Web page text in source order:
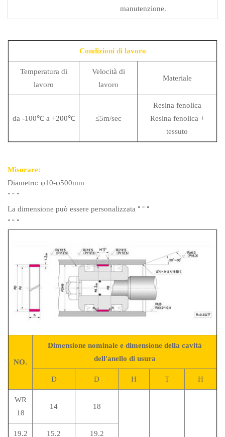
manutenzione.
Condizioni di lavoro
Temperatura di
lavoro
Velocità di
lavoro
Materiale
da -100℃ a +200℃ ≤5m/sec
Resina fenolica
Resina fenolica +
tessuto
Misurare:
Diametro: φ10-φ500mm
" " "
La dimensione può essere personalizzata " " "
" " "
NO.
Dimensione nominale e dimensione della cavità
dell'anello di usura
D D H T H
WR
18
14 18
19.2 15.2 19.2